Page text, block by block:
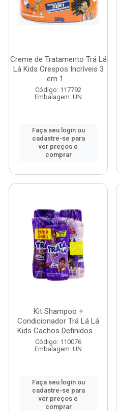
Creme de Tratamento Trá Lá
Lá Kids Crespos Incríveis 3
em 1 ...
Código: 117792
Embalagem: UN
Faça seu login ou
cadastre-se para
ver preços e
comprar
Kit Shampoo +
Condicionador Trá Lá Lá
Kids Cachos Definidos ...
Código: 110076
Embalagem: UN
Faça seu login ou
cadastre-se para
ver preços e
comprar